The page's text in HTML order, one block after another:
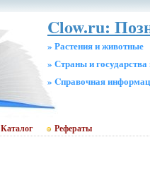
Clow.ru:
» Растения и животные
» Страны и
» Cправочная
Каталог Рефераты